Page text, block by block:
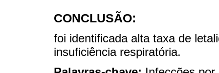
CONCLUSÃO:
foi identificada alta taxa de
insuficiência respiratória.